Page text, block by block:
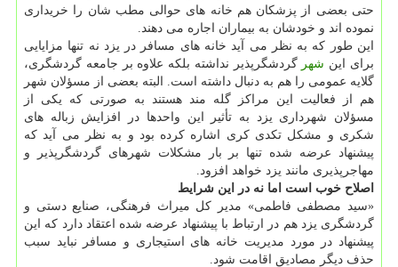
حتی بعضی از پزشکان هم خانه های حوالی مطب شان را خریداری
نموده اند و خودشان به بیماران اجاره می دهند.
این طور که به نظر می آید خانه های مسافر در یزد نه تنها مزایایی
برای این شهر گردشگرپذیر نداشته بلکه علاوه بر جامعه گردشگری،
گلایه عمومی را هم به دنبال داشته است. البته بعضی از مسؤلان شهر
هم از فعالیت این مراکز گله مند هستند به صورتی که یکی از
مسؤلان شهرداری یزد به تأثیر این واحدها در افزایش زباله های
شکری و مشکل تکدی کری اشاره کرده بود و به نظر می آید که
پیشنهاد عرضه شده تنها بر بار مشکلات شهرهای گردشگرپذیر و
مهاجرپذیری مانند یزد خواهد افزود.
اصلاح خوب است اما نه در این شرایط
«سید مصطفی فاطمی» مدیر کل میراث فرهنگی، صنایع دستی و
گردشگری یزد هم در ارتباط با پیشنهاد عرضه شده اعتقاد دارد که این
پیشنهاد در مورد مدیریت خانه های استیجاری و مسافر نباید سبب
حذف دیگر مصادیق اقامت شود.